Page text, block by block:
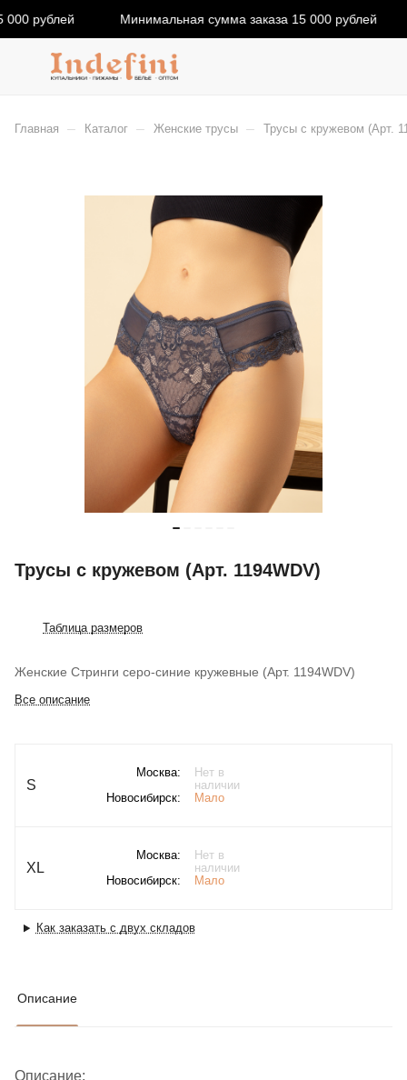
рублей Минимальная сумма заказа 15 000 рублей
Главная – Каталог – Женские трусы – Трусы с кружевом (Арт.
Трусы с кружевом (Арт. 1194WDV)
Таблица размеров
Женские Стринги серо-синие кружевные (Арт. 1194WDV)
Все описание
S
Москва:
Нет в
наличии
Новосибирск:
Мало
XL
Москва:
Нет в
наличии
Новосибирск:
Мало
Как заказать с двух складов
Описание
Описание: